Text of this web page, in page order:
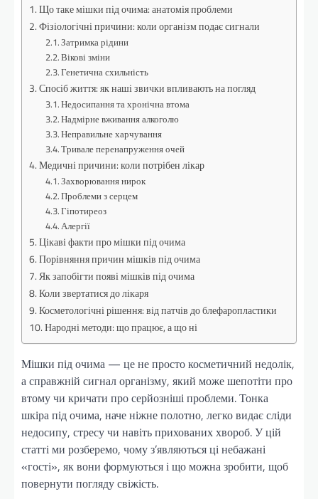
Що таке мішки під очима: анатомія проблеми
Фізіологічні причини: коли організм подає сигнали
Затримка рідини
Вікові зміни
Генетична схильність
Спосіб життя: як наші звички впливають на погляд
Недосипання та хронічна втома
Надмірне вживання алкоголю
Неправильне харчування
Тривале перенапруження очей
Медичні причини: коли потрібен лікар
Захворювання нирок
Проблеми з серцем
Гіпотиреоз
Алергії
Цікаві факти про мішки під очима
Порівняння причин мішків під очима
Як запобігти появі мішків під очима
Коли звертатися до лікаря
Косметологічні рішення: від патчів до блефаропластики
Народні методи: що працює, а що ні
Мішки під очима — це не просто косметичний недолік,
а справжній сигнал організму, який може шепотіти про
втому чи кричати про серйозніші проблеми. Тонка
шкіра під очима, наче ніжне полотно, легко видає сліди
недосипу, стресу чи навіть прихованих хвороб. У цій
статті ми розберемо, чому з’являються ці небажані
«гості», як вони формуються і що можна зробити, щоб
повернути погляду свіжість.